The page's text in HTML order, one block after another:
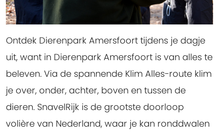
Ontdek Dierenpark Amersfoort tijdens je dagje
uit, want in Dierenpark Amersfoort is van alles te
beleven. Via de spannende Klim Alles-route klim
je over, onder, achter, boven en tussen de
dieren. SnavelRijk is de grootste doorloop
volière van Nederland, waar je kan ronddwalen